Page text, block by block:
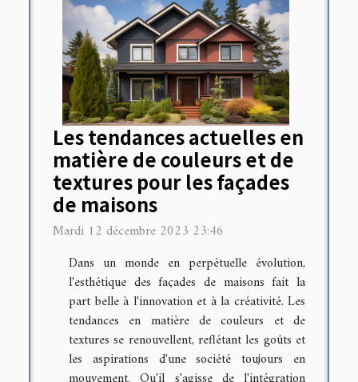
Les tendances actuelles en
matière de couleurs et de
textures pour les façades
de maisons
Mardi 12 décembre 2023 23:46
Dans un monde en perpétuelle évolution,
l'esthétique des façades de maisons fait la
part belle à l'innovation et à la créativité. Les
tendances en matière de couleurs et de
textures se renouvellent, reflétant les goûts et
les aspirations d'une société toujours en